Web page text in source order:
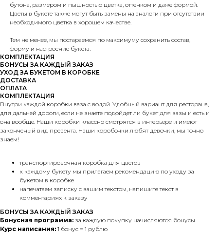
бутона, размером и пышностью цветка, оттенком и даже формой.
Цветы в букете также могут быть замены на аналоги при отсутствии
необходимого цветка в хорошем качестве.
Тем не менее, мы постараемся по максимуму сохранить состав,
форму и настроение букета.
КОМПЛЕКТАЦИЯ
БОНУСЫ ЗА КАЖДЫЙ ЗАКАЗ
УХОД ЗА БУКЕТОМ В КОРОБКЕ
ДОСТАВКА
ОПЛАТА
КОМПЛЕКТАЦИЯ
Внутри каждой коробки ваза с водой. Удобный вариант для ресторана,
для дальней дороги, если не знаете подойдет ли букет для вазы и есть и
она вообще. Наши коробки классно смотрятся в интерьере и имеют
законченый вид презента. Наши коробочки любят девочки, мы точно
знаем!
транспортировочная коробка для цветов
к каждому букету мы прилагаем рекомендацию по уходу за
букетом в коробке
напечатаем записку с вашим текстом, напишите текст в
комментариях к заказу
БОНУСЫ ЗА КАЖДЫЙ ЗАКАЗ
Бонусная программа: за каждую покупку начисляются бонусы
Курс написания: 1 бонус = 1 рублю